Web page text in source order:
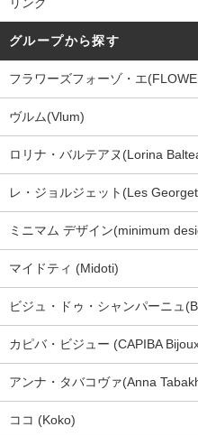
グループから探す
フラワーズフォーゾ・エ
ヴルム(Vlum)
ロリナ・バルテアヌ(Lorina
レ・ジョルジェット(Les
ミニマム デザイン(minimum
マイドティ (Midoti)
ビジュ・ドゥ・シャンパーニュ
カピバ・ビジュー (CAPIBA
アンナ・タバコヴァ(Anna
ココ (Koko)